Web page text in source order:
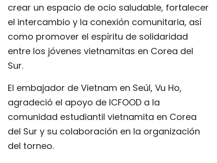
crear un espacio de ocio saludable, fortalecer
el intercambio y la conexión comunitaria, así
como promover el espíritu de solidaridad
entre los jóvenes vietnamitas en Corea del
Sur.
El embajador de Vietnam en Seúl, Vu Ho,
agradeció el apoyo de ICFOOD a la
comunidad estudiantil vietnamita en Corea
del Sur y su colaboración en la organización
del torneo.